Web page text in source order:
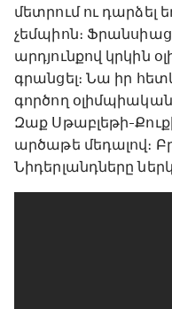
մետրում ու դարձել
չեմպիոն։
արդյունքով կրկին
գրանցել։ Նա իր
գործող
Զաք Սթաբլեթի-
արծաթե մեդալով։
Նիդերլանդները